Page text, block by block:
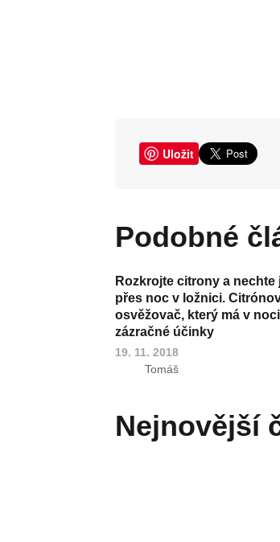
Uložit
Podobné
Rozkrojte citrony a nechte
přes noc v ložnici.
osvěžovač, který má v noci
zázračné účinky
19. 11. 2018
Tomáš
Nejnovější